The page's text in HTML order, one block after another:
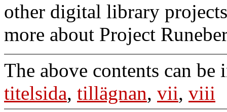
other digital library
more about Project
The above contents can be
titelsida, tillägnan, vii, viii